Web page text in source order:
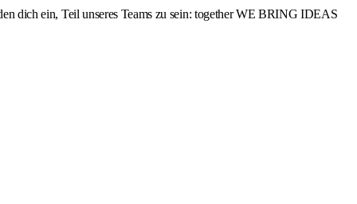
dich ein, Teil unseres Teams zu sein: together WE BRING IDEAS